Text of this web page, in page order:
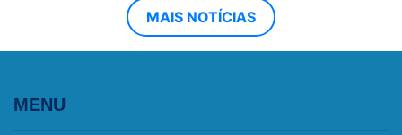
MAIS NOTÍCIAS
MENU